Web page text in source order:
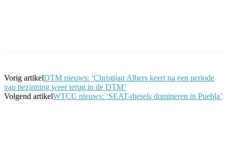
Vorig artikelDTM nieuws: ‘Christijan Albers keert na een periode
van bezinning weer terug in de DTM’
Volgend artikelWTCC nieuws: ‘SEAT-diesels domineren in Puebla’